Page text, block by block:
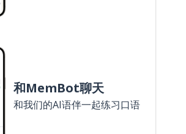
和MemBot聊天
和我们的AI语伴一起练习口语